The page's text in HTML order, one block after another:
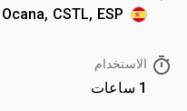
Ocana, CSTL, ESP
الاستخدام
1 ساعات